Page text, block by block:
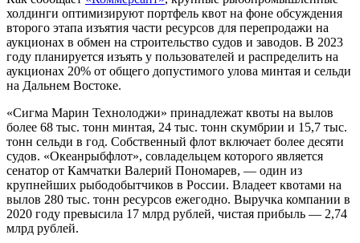
холдинги оптимизируют портфель квот на фоне обсуждения
второго этапа изъятия части ресурсов для перепродажи на
аукционах в обмен на строительство судов и заводов. В 2023
году планируется изъять у пользователей и распределить на
аукционах 20% от общего допустимого улова минтая и сельди
на Дальнем Востоке.
«Сигма Марин Технолоджи» принадлежат квоты на вылов
более 68 тыс. тонн минтая, 24 тыс. тонн скумбрии и 15,7 тыс.
тонн сельди в год. Собственный флот включает более десяти
судов. «Океанрыбфлот», совладельцем которого является
сенатор от Камчатки Валерий Пономарев, — один из
крупнейших рыбодобытчиков в России. Владеет квотами на
вылов 280 тыс. тонн ресурсов ежегодно. Выручка компании в
2020 году превысила 17 млрд рублей, чистая прибыль — 2,74
млрд рублей.